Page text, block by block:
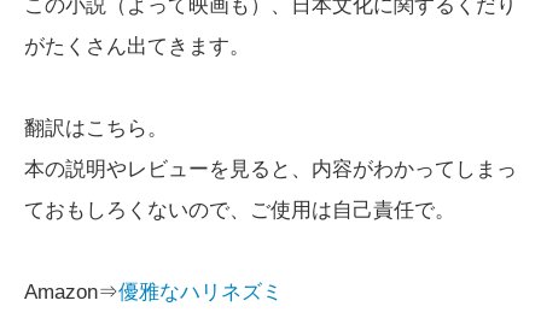
この小説（よって映画も）、日本文化に関するくだり
がたくさん出てきます。
翻訳はこちら。
本の説明やレビューを見ると、内容がわかってしまっ
ておもしろくないので、ご使用は自己責任で。
Amazon⇒優雅なハリネズミ